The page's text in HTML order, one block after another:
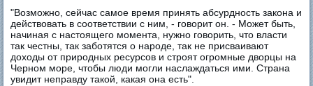
"Возможно, сейчас самое время принять абсурдность закона и
действовать в соответствии с ним, - говорит он. - Может быть,
начиная с настоящего момента, нужно говорить, что власти
так честны, так заботятся о народе, так не присваивают
доходы от природных ресурсов и строят огромные дворцы на
Черном море, чтобы люди могли наслаждаться ими. Страна
увидит неправду такой, какая она есть".